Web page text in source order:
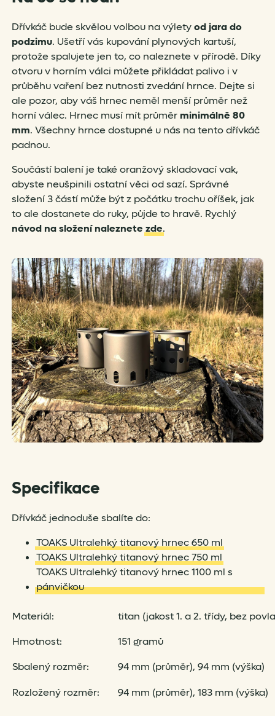
Dřívkáč bude skvělou volbou na výletyod jara do
podzimu. Ušetří vás kupování plynových kartuší,
protože spalujete jen to, co naleznete v přírodě. Díky
otvoru v horním válci můžete přikládat palivo i v
průběhu vaření bez nutnosti zvedání hrnce. Dejte si
ale pozor, aby váš hrnec neměl menší průměr než
horní válec. Hrnec musí mít průměr minimálně 80
mm. Všechny hrnce dostupné u nás na tento dřívkáč
padnou.
Součástí balení je také oranžový skladovací vak,
abyste neušpinili ostatní věci od sazí. Správné
složení 3 částí může být z počátku trochu oříšek, jak
to ale dostanete do ruky, půjde to hravě. Rychlý
návod na složení naleznete zde.
Specifikace
Dřívkáč jednoduše sbalíte do:
TOAKS Ultralehký titanový hrnec 650 ml
TOAKS Ultralehký titanový hrnec 750 ml
TOAKS Ultralehký titanový hrnec 1100 ml s
pánvičkou
Materiál:
titan (jakost 1. a 2. třídy, bez
Hmotnost:
151 gramů
Sbalený rozměr:
94 mm (průměr), 94 mm (výška)
Rozložený rozměr:
94 mm (průměr), 183 mm (výška)